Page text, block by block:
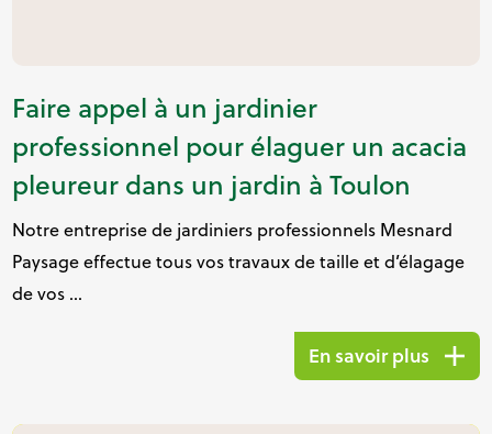
Faire appel à un jardinier
professionnel pour élaguer un acacia
pleureur dans un jardin à Toulon
Notre entreprise de jardiniers professionnels Mesnard
Paysage effectue tous vos travaux de taille et d’élagage
de vos ...
En savoir plus